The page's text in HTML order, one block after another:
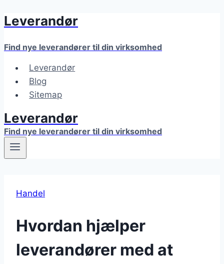
Fortsæt
indhold
Leverandør
Find nye leverandører til din virksomhed
Leverandør
Blog
Sitemap
Leverandør
Find nye leverandører til din virksomhed
Handel
Hvordan hjælper
leverandører med at